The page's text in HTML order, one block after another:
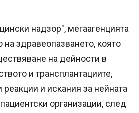
надзор", мегаагенцията
здравеопазването, която
на дейности в
и трансплантациите,
и искания за нейната
организации, след